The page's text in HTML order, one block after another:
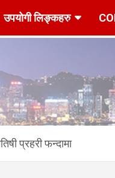
www/vhosts/
उपयोगी लिङ्कहरु
प्रहरी फन्दामा